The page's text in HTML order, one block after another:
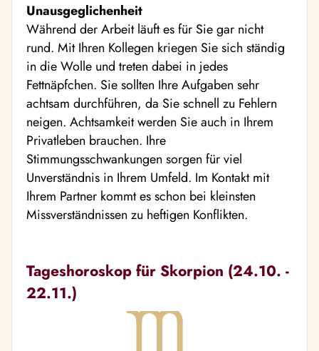
Unausgeglichenheit
Während der Arbeit läuft es für Sie gar nicht
rund. Mit Ihren Kollegen kriegen Sie sich ständig
in die Wolle und treten dabei in jedes
Fettnäpfchen. Sie sollten Ihre Aufgaben sehr
achtsam durchführen, da Sie schnell zu Fehlern
neigen. Achtsamkeit werden Sie auch in Ihrem
Privatleben brauchen. Ihre
Stimmungsschwankungen sorgen für viel
Unverständnis in Ihrem Umfeld. Im Kontakt mit
Ihrem Partner kommt es schon bei kleinsten
Missverständnissen zu heftigen Konflikten.
Tageshoroskop für Skorpion (24.10. -
22.11.)